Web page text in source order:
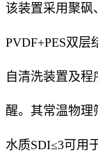
该装置采用聚砜、
PVDF+PES双
自清洗装置及
醒。其常温物理
水质SDI≤3可用